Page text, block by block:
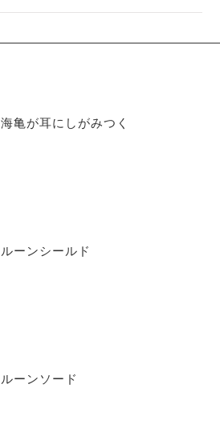
海亀が耳にしがみつく
ルーンシールド
ルーンソード